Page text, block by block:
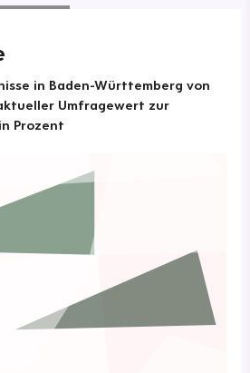
in Baden-Württemberg von
Umfragewert zur
Prozent